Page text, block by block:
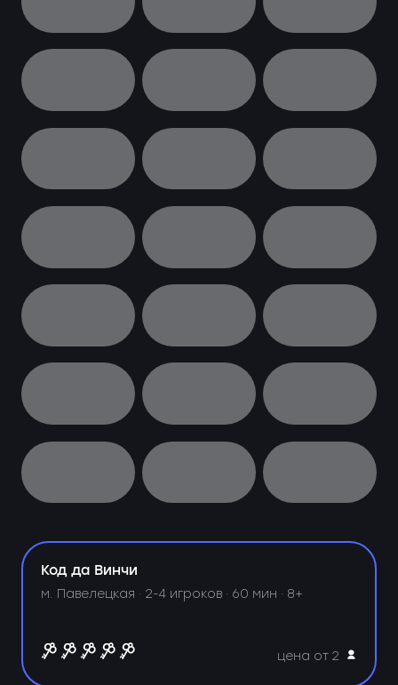
Код да Винчи
м. Павелецкая ·2-4 игроков · 60 мин · 8+
цена от 2